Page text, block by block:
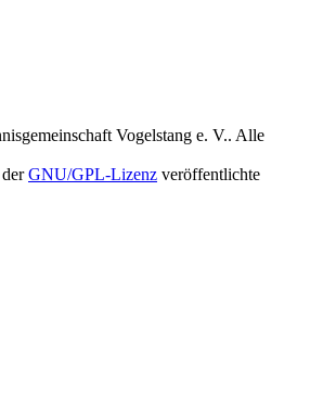
Vogelstang e. V.. Alle
GNU/GPL-Lizenz veröffentlichte